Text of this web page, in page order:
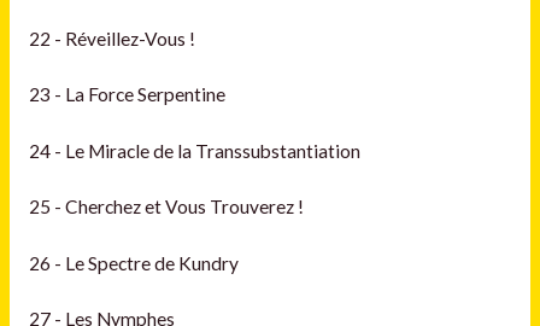
22 - Réveillez-Vous !
23 - La Force Serpentine
24 - Le Miracle de la Transsubstantiation
25 - Cherchez et Vous Trouverez !
26 - Le Spectre de Kundry
27 - Les Nymphes